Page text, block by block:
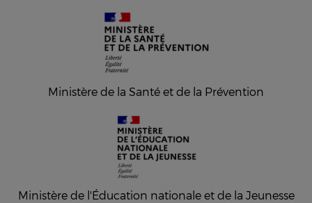
Ministère de la Santé et de la Prévention
Ministère de l'Éducation nationale et de la Jeunesse